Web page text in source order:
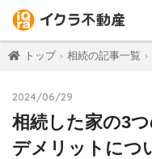
トップ 相続の記事一覧
2024/06/29
相続した家の3
デメリットにつ